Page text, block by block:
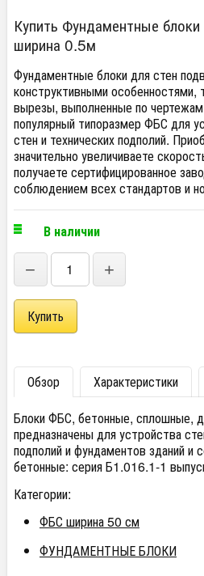
Купить Фундаментные
ширина 0.5м
Фундаментные блоки для стен
конструктивными особенностями,
вырезы, выполненные по
популярный типоразмер ФБС для
стен и технических подполий.
значительно увеличиваете
получаете сертифицированное
соблюдением всех стандартов и
В наличии
− +
Обзор Характеристики
Блоки ФБС, бетонные, сплошные,
предназначены для устройства
подполий и фундаментов зданий и
бетонные: серия Б1.016.1-1
Категории:
ФБС ширина 50 см
ФУНДАМЕНТНЫЕ БЛОКИ